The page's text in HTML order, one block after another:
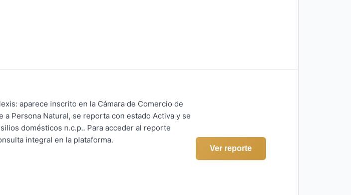
aparece inscrito en la Cámara de Comercio de
Persona Natural, se reporta con estado Activa y se
domésticos n.c.p.. Para acceder al reporte
integral en la plataforma.
Ver reporte